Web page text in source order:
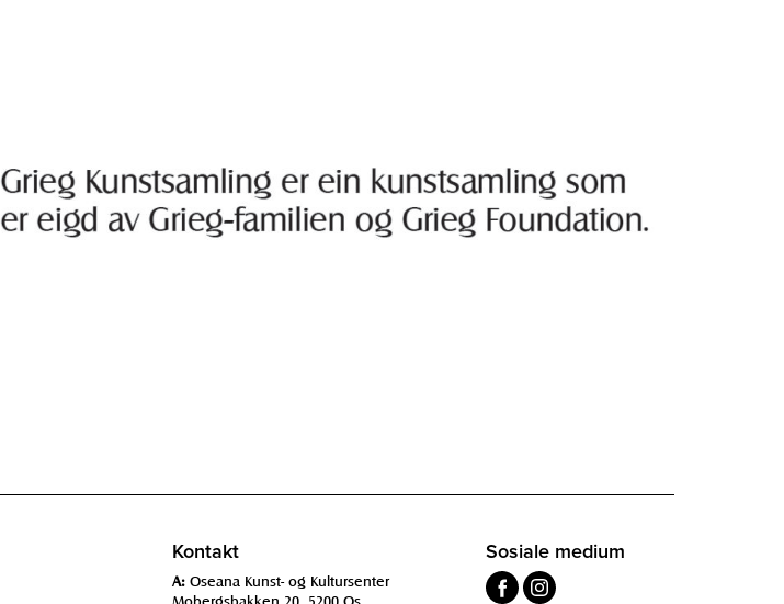
Kontakt
A:Oseana Kunst- og Kultursenter
Mobergsbakken 20, 5200 Os
Sosiale medium